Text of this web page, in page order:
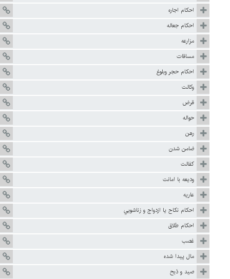
احكام اجاره
احکام جعاله
مزارعه
مساقات
احكام حجر وبلوغ
وكالت
قرض
حواله
رهن
ضامن شدن
كفالت
وديعه با امانت
عاريه
احكام نكاح يا ازدواج و زناشويي
احكام طلاق
غصب
مال پيدا شده
صيد و ذبح